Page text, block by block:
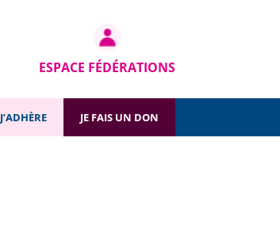
ESPACE FÉDÉRATIONS
J’ADHÈRE JE FAIS UN DON